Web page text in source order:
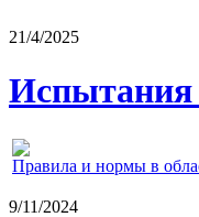
21/4/2025
Правила и нормы в
9/11/2024